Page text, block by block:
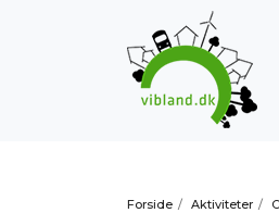
Forside / Aktiviteter /